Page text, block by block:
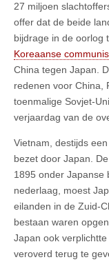
27 miljoen
offer dat de beide
bijdrage in de oorlog
Koreaanse
China tegen Japan.
redenen voor China,
toenmalige Sovjet-
verjaardag van de
Vietnam, destijds
bezet door Japan.
1895 onder Japanse
nederlaag, moest
eilanden in de Zuid-
bestaan waren
Japan ook
veroverd terug te